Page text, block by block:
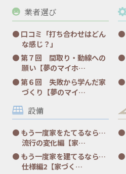
業者選び
口コミ「打ち合わせはどん
な感じ？」
第７回 間取り・動線への
願い【夢のマイホ…
第６回 失敗から学んだ家
づくり【夢のマイ…
設備
もう一度家をたてるなら…
流行の変化編【家…
もう一度家を建てるなら…
仕様編2【家づく…